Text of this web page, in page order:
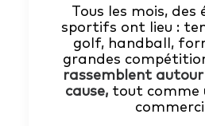
Tous les mois, des
sportifs ont lieu :
golf, handball,
grandes
rassemblent autour
cause, tout comme